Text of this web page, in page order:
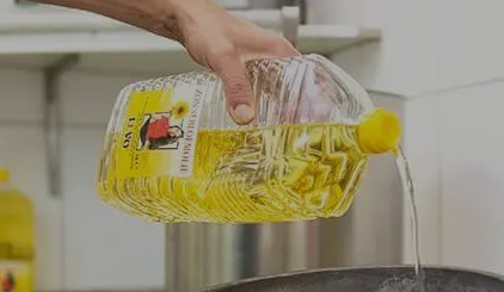
葵花籽油 高油酸葵花籽油
无麸质Frisia薯条酱 无麸质咖喱酱 无麸质番茄酱
Grenada Gold煎炸油 纯净炸油